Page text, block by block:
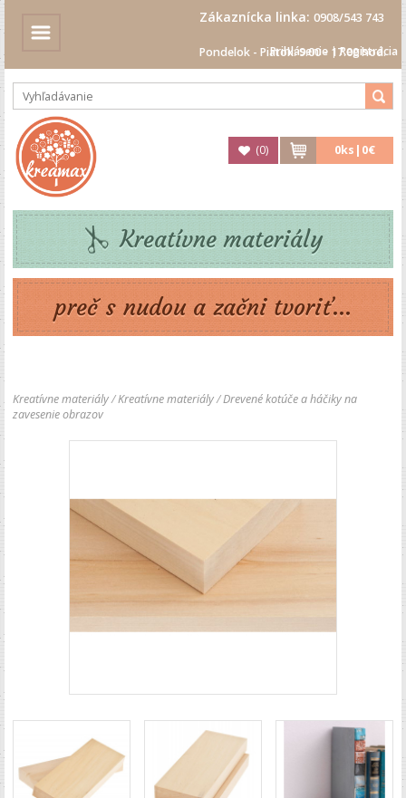
Zákaznícka linka: 0908/543 743
Pondelok - Piatok: 9.00 - 17.00 hod.
Prihlásenie|Registrácia
(0) 0ks| 0€
Kreatívne materiály
preč s nudou a začni tvoriť...
Kreatívne materiály/Kreatívne materiály/Drevené kotúče a háčiky na
zavesenie obrazov